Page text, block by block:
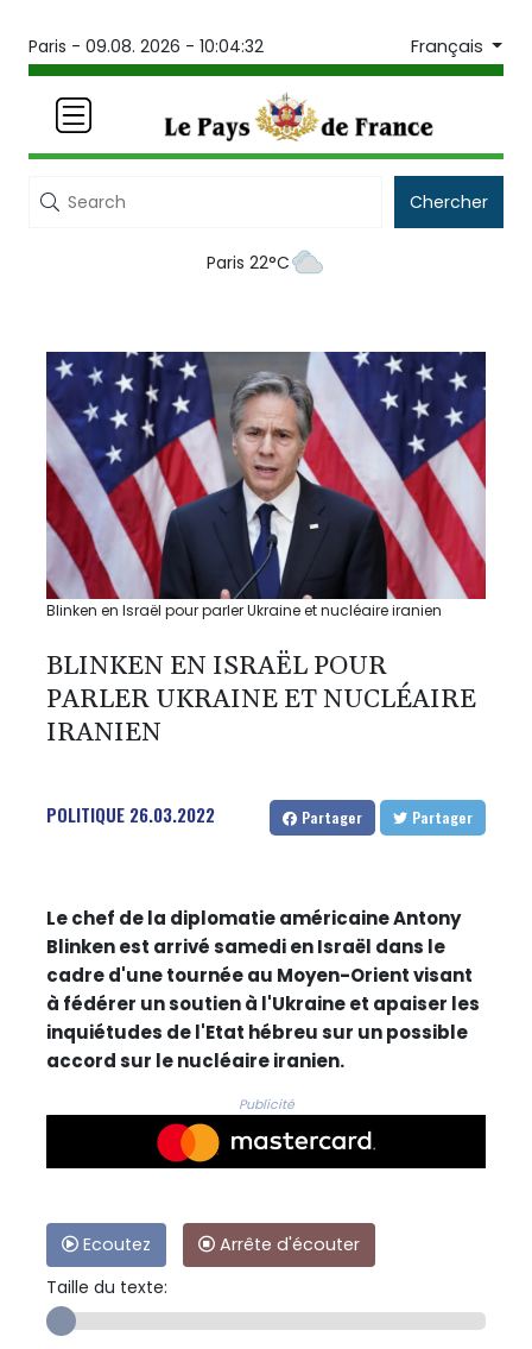
Paris - 09.08. 2026 - 10:04:32 Français
Chercher
Paris 22°C
Blinken en Israël pour parler Ukraine et nucléaire iranien
BLINKEN EN ISRAËL POUR
PARLER UKRAINE ET NUCLÉAIRE
IRANIEN
POLITIQUE 26.03.2022 Partager Partager
Le chef de la diplomatie américaine Antony
Blinken est arrivé samedi en Israël dans le
cadre d'une tournée au Moyen-Orient visant
à fédérer un soutien à l'Ukraine et apaiser les
inquiétudes de l'Etat hébreu sur un possible
accord sur le nucléaire iranien.
Publicité
Ecoutez
Arrête d'écouter
Taille du texte: